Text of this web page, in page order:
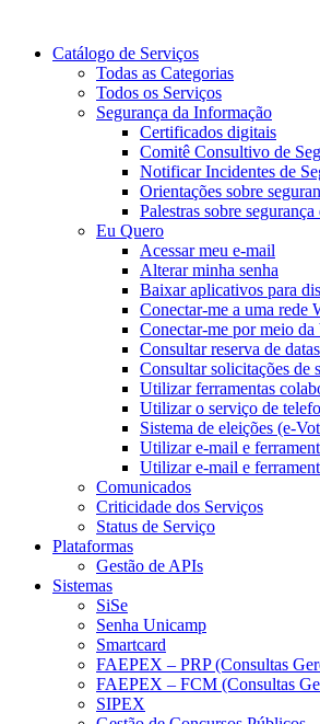
Catálogo de Serviços
Todas as Categorias
Todos os Serviços
Segurança da Informação
Certificados digitais
Comitê Consultivo de
Notificar Incidentes de
Orientações sobre
Palestras sobre
Eu Quero
Acessar meu e-mail
Alterar minha senha
Baixar aplicativos para
Conectar-me a uma rede
Conectar-me por meio
Consultar reserva de
Consultar solicitações de
Utilizar ferramentas
Utilizar o serviço de
Sistema de eleições (e-
Utilizar e-mail e
Utilizar e-mail e
Comunicados
Criticidade dos Serviços
Status de Serviço
Plataformas
Gestão de APIs
Sistemas
SiSe
Senha Unicamp
Smartcard
FAEPEX – PRP (Consultas
FAEPEX – FCM (Consultas
SIPEX